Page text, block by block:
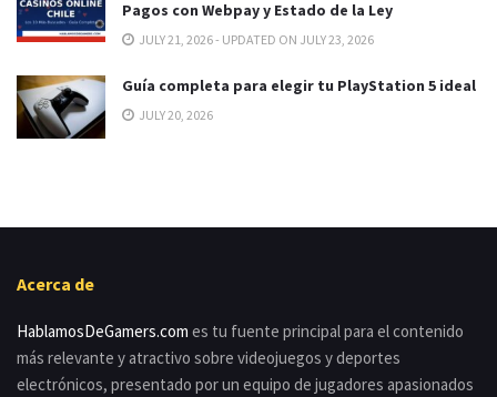
Pagos con Webpay y Estado de la Ley
JULY 21, 2026 - UPDATED ON JULY 23, 2026
Guía completa para elegir tu PlayStation 5 ideal
JULY 20, 2026
Acerca de
HablamosDeGamers.com es tu fuente principal para el contenido
más relevante y atractivo sobre videojuegos y deportes
electrónicos, presentado por un equipo de jugadores apasionados